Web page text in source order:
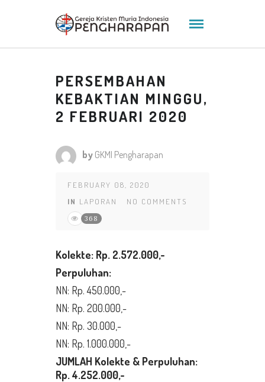
PERSEMBAHAN
KEBAKTIAN MINGGU,
2 FEBRUARI 2020
by GKMI Pengharapan
FEBRUARY 08, 2020
IN LAPORAN NO COMMENTS
368
Kolekte: Rp. 2.572.000,-
Perpuluhan:
NN: Rp. 450.000,-
NN: Rp. 200.000,-
NN: Rp. 30.000,-
NN: Rp. 1.000.000,-
JUMLAH Kolekte & Perpuluhan:
Rp. 4.252.000,-